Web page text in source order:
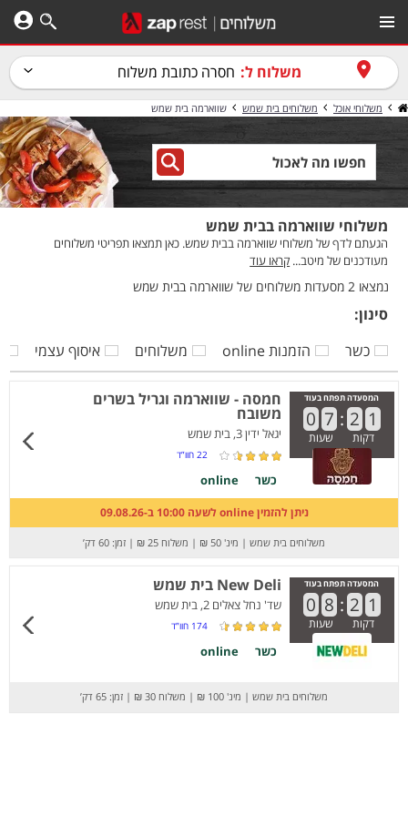
משלוח ל: חסרה כתובת משלוח
משלוחי אוכל משלוחים בית שמש שווארמה בית שמש
משלוחי שווארמה בבית שמש
הגעתם לדף של משלוחי שווארמה בבית שמש. כאן תמצאו תפריטי משלוחים
מעודכנים של מיטב... קראו עוד
נמצאו 2 מסעדות משלוחים של שווארמה בבית שמש
סינון:
כשר
הזמנות online משלוחים איסוף עצמי
המסעדה תפתח בעוד
0 7 : 2 1
דקות שעות
חמסה - שווארמה וגריל בשרים
משובח
יגאל ידין 3, בית שמש
22 חוו”ד
כשר online
ניתן להזמין online לשעה 10:00 ב-09.08.26
משלוחים בית שמש | מינ' 50 ₪ | משלוח 25 ₪ | זמן: 60 דק’
המסעדה תפתח בעוד
0 8 : 2 1
דקות שעות
New Deli בית שמש
שד' נחל צאלים 2, בית שמש
174 חוו”ד
כשר online
משלוחים בית שמש | מינ' 100 ₪ | משלוח 30 ₪ | זמן: 65 דק’